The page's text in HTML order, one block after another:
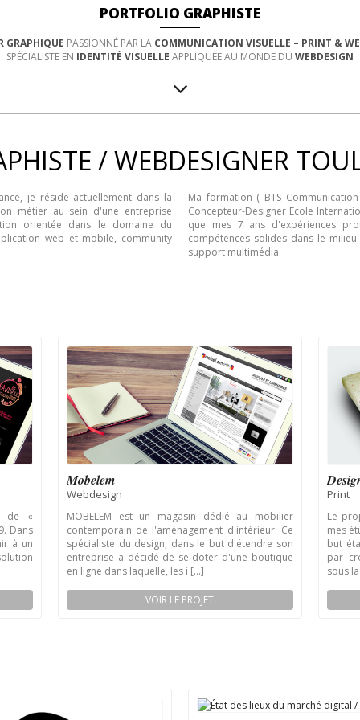
PORTFOLIO GRAPHISTE
GRAPHIQUE PASSIONNÉ PAR LA COMMUNICATION VISUELLE – PRINT &
SPÉCIALISTE EN IDENTITÉ VISUELLE APPLIQUÉE AU MONDE DU WEBDESIGN
/ WEBDESIGNER
je réside actuellement dans la
métier au sein d'une entreprise
orientée dans le domaine du
web et mobile, community
Ma formation ( BTS
Concepteur-Designer Ecole
que mes 7 ans d'expériences
compétences solides dans le
support multimédia.
de «
Dans
à un
Mobelem
Webdesign
MOBELEM est un magasin dédié au mobilier
contemporain de l'aménagement d'intérieur. Ce
spécialiste du design, dans le but d'étendre son
entreprise a décidé de se doter d'une boutique
en ligne dans laquelle, les i [...]
VOIR LE PROJET
Print
Le
mes
but
par
sous